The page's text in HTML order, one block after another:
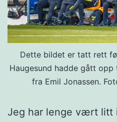
Dette bildet er tatt rett
Haugesund hadde gått
fra Emil Jonassen.
Jeg har lenge vært litt